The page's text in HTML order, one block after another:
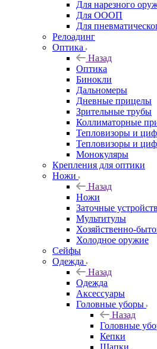
Для нарезного
Для ОООП
Для
Релоадинг
Оптика
Назад
Оптика
Бинокли
Дальномеры
Дневные прицелы
Зрительные трубы
Коллиматорные
Тепловизоры и
Тепловизоры и
Монокуляры
Крепления для оптики
Ножи
Назад
Ножи
Заточные
Мультитулы
Хозяйственно-
Холодное оружие
Сейфы
Одежда
Назад
Одежда
Аксессуары
Головные уборы
Назад
Головные
Кепки
Шапки